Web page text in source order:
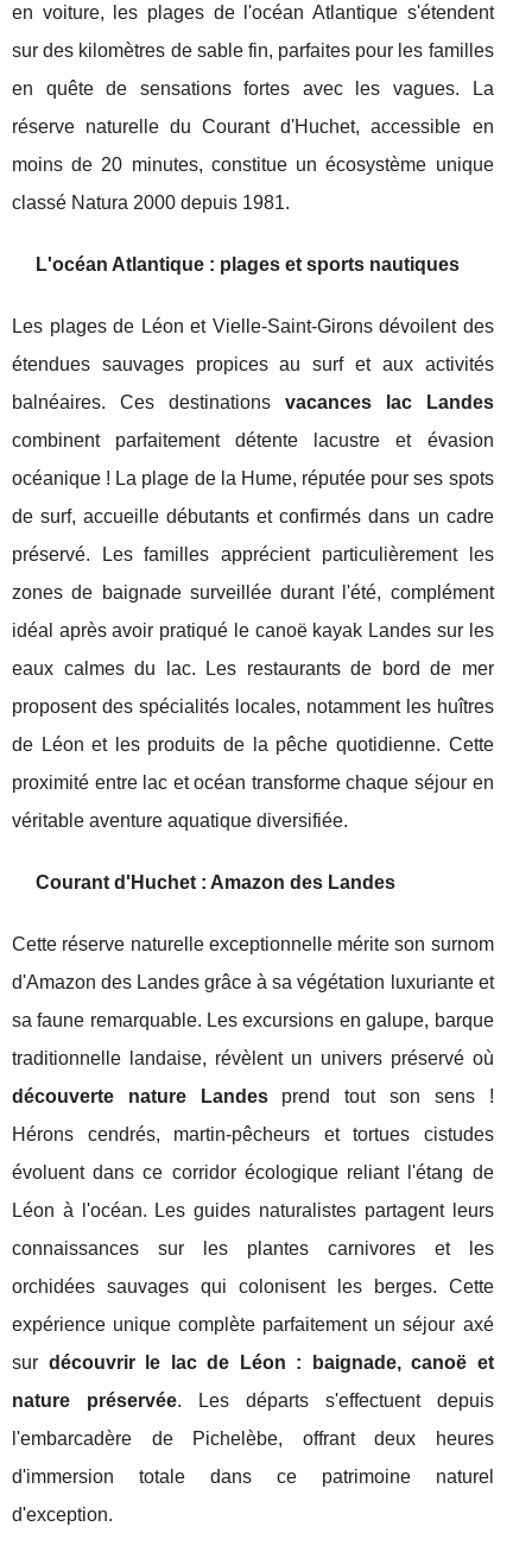
en voiture, les plages de l'océan Atlantique s'étendent
sur des kilomètres de sable fin, parfaites pour les familles
en quête de sensations fortes avec les vagues. La
réserve naturelle du Courant d'Huchet, accessible en
moins de 20 minutes, constitue un écosystème unique
classé Natura 2000 depuis 1981.
L'océan Atlantique : plages et sports nautiques
Les plages de Léon et Vielle-Saint-Girons dévoilent des
étendues sauvages propices au surf et aux activités
balnéaires. Ces destinations vacances lac Landes
combinent parfaitement détente lacustre et évasion
océanique ! La plage de la Hume, réputée pour ses spots
de surf, accueille débutants et confirmés dans un cadre
préservé. Les familles apprécient particulièrement les
zones de baignade surveillée durant l'été, complément
idéal après avoir pratiqué le canoë kayak Landes sur les
eaux calmes du lac. Les restaurants de bord de mer
proposent des spécialités locales, notamment les huîtres
de Léon et les produits de la pêche quotidienne. Cette
proximité entre lac et océan transforme chaque séjour en
véritable aventure aquatique diversifiée.
Courant d'Huchet : Amazon des Landes
Cette réserve naturelle exceptionnelle mérite son surnom
d'Amazon des Landes grâce à sa végétation luxuriante et
sa faune remarquable. Les excursions en galupe, barque
traditionnelle landaise, révèlent un univers préservé où
découverte nature Landesprend tout son sens !
Hérons cendrés, martin-pêcheurs et tortues cistudes
évoluent dans ce corridor écologique reliant l'étang de
Léon à l'océan. Les guides naturalistes partagent leurs
connaissances sur les plantes carnivores et les
orchidées sauvages qui colonisent les berges. Cette
expérience unique complète parfaitement un séjour axé
sur découvrir le lac de Léon : baignade, canoë et
nature préservée. Les départs s'effectuent depuis
l'embarcadère de Pichelèbe, offrant deux heures
d'immersion totale dans ce patrimoine naturel
d'exception.